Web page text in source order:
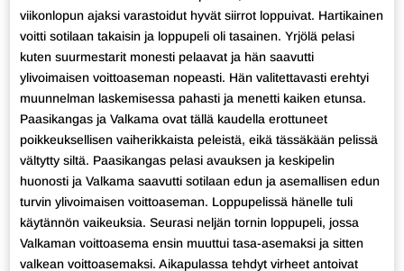
viikonlopun ajaksi varastoidut hyvät siirrot loppuivat. Hartikainen
voitti sotilaan takaisin ja loppupeli oli tasainen. Yrjölä pelasi
kuten suurmestarit monesti pelaavat ja hän saavutti
ylivoimaisen voittoaseman nopeasti. Hän valitettavasti erehtyi
muunnelman laskemisessa pahasti ja menetti kaiken etunsa.
Paasikangas ja Valkama ovat tällä kaudella erottuneet
poikkeuksellisen vaiherikkaista peleistä, eikä tässäkään pelissä
vältytty siltä. Paasikangas pelasi avauksen ja keskipelin
huonosti ja Valkama saavutti sotilaan edun ja asemallisen edun
turvin ylivoimaisen voittoaseman. Loppupelissä hänelle tuli
käytännön vaikeuksia. Seurasi neljän tornin loppupeli, jossa
Valkaman voittoasema ensin muuttui tasa-asemaksi ja sitten
valkean voittoasemaksi. Aikapulassa tehdyt virheet antoivat